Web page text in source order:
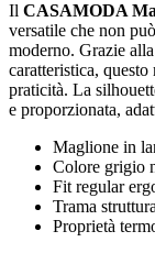
Il CASAMODA
versatile che non
moderno. Grazie
caratteristica,
praticità. La
e proporzionata,
Maglione in
Colore grigio
Fit regular
Trama
Proprietà